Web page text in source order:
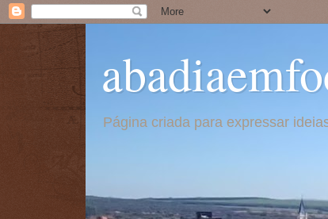
Página criada para expressar